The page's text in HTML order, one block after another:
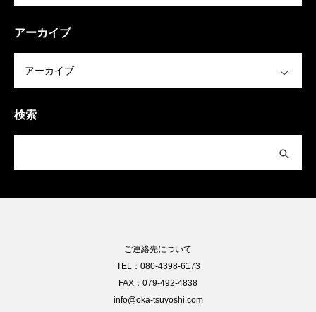
アーカイブ
検索
ご連絡先について
TEL：080-4398-6173
FAX：079-492-4838
info@oka-tsuyoshi.com